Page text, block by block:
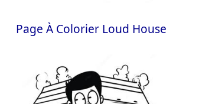
Page À Colorier Loud House